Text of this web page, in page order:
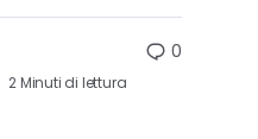
2 Minuti di lettura
0